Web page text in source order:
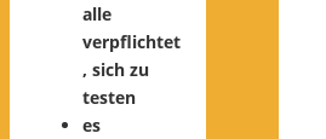
alle
verpflichtet
, sich zu
testen
es